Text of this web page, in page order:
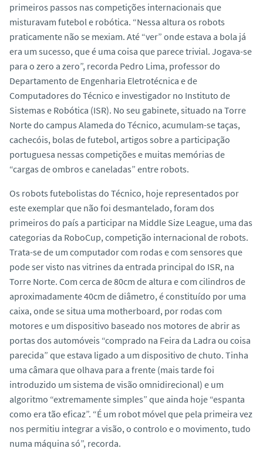
primeiros passos nas competições internacionais que
misturavam futebol e robótica. “Nessa altura os robots
praticamente não se mexiam. Até “ver” onde estava a bola já
era um sucesso, que é uma coisa que parece trivial. Jogava-se
para o zero a zero”, recorda Pedro Lima, professor do
Departamento de Engenharia Eletrotécnica e de
Computadores do Técnico e investigador no Instituto de
Sistemas e Robótica (ISR). No seu gabinete, situado na Torre
Norte do campus Alameda do Técnico, acumulam-se taças,
cachecóis, bolas de futebol, artigos sobre a participação
portuguesa nessas competições e muitas memórias de
“cargas de ombros e caneladas” entre robots.
Os robots futebolistas do Técnico, hoje representados por
este exemplar que não foi desmantelado, foram dos
primeiros do país a participar na Middle Size League, uma das
categorias da RoboCup, competição internacional de robots.
Trata-se de um computador com rodas e com sensores que
pode ser visto nas vitrines da entrada principal do ISR, na
Torre Norte. Com cerca de 80cm de altura e com cilindros de
aproximadamente 40cm de diâmetro, é constituído por uma
caixa, onde se situa uma motherboard, por rodas com
motores e um dispositivo baseado nos motores de abrir as
portas dos automóveis “comprado na Feira da Ladra ou coisa
parecida” que estava ligado a um dispositivo de chuto. Tinha
uma câmara que olhava para a frente (mais tarde foi
introduzido um sistema de visão omnidirecional) e um
algoritmo “extremamente simples” que ainda hoje “espanta
como era tão eficaz”. “É um robot móvel que pela primeira vez
nos permitiu integrar a visão, o controlo e o movimento, tudo
numa máquina só”, recorda.